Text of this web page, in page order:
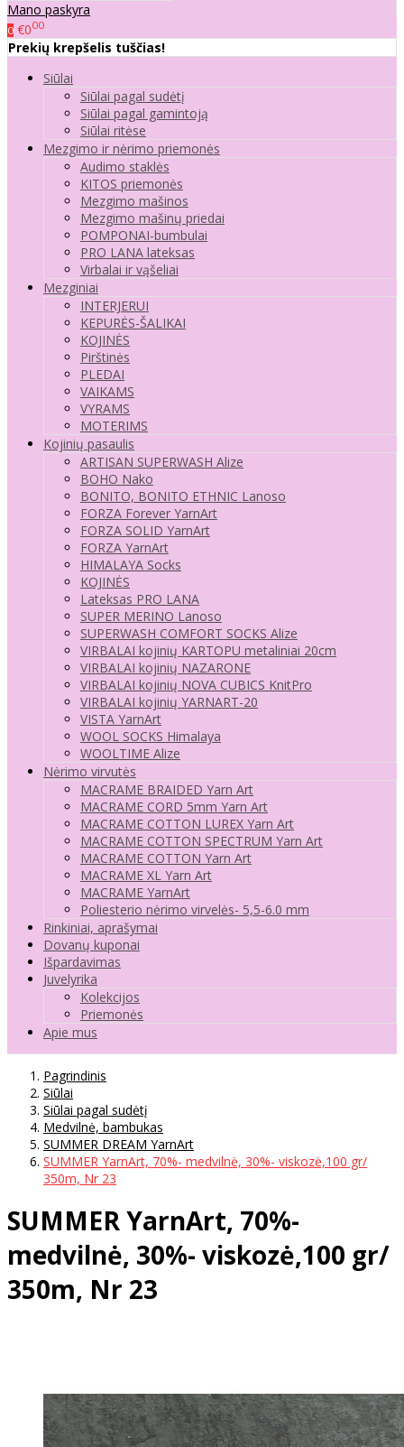
Mano paskyra
0 €000
Prekių krepšelis tuščias!
Siūlai
Siūlai pagal sudėtį
Siūlai pagal gamintoją
Siūlai ritėse
Mezgimo ir nėrimo priemonės
Audimo staklės
KITOS priemonės
Mezgimo mašinos
Mezgimo mašinų priedai
POMPONAI-bumbulai
PRO LANA lateksas
Virbalai ir vąšeliai
Mezginiai
INTERJERUI
KEPURĖS-ŠALIKAI
KOJINĖS
Pirštinės
PLEDAI
VAIKAMS
VYRAMS
MOTERIMS
Kojinių pasaulis
ARTISAN SUPERWASH Alize
BOHO Nako
BONITO, BONITO ETHNIC Lanoso
FORZA Forever YarnArt
FORZA SOLID YarnArt
FORZA YarnArt
HIMALAYA Socks
KOJINĖS
Lateksas PRO LANA
SUPER MERINO Lanoso
SUPERWASH COMFORT SOCKS Alize
VIRBALAI kojinių KARTOPU metaliniai 20cm
VIRBALAI kojinių NAZARONE
VIRBALAI kojinių NOVA CUBICS KnitPro
VIRBALAI kojinių YARNART-20
VISTA YarnArt
WOOL SOCKS Himalaya
WOOLTIME Alize
Nėrimo virvutės
MACRAME BRAIDED Yarn Art
MACRAME CORD 5mm Yarn Art
MACRAME COTTON LUREX Yarn Art
MACRAME COTTON SPECTRUM Yarn Art
MACRAME COTTON Yarn Art
MACRAME XL Yarn Art
MACRAME YarnArt
Poliesterio nėrimo virvelės- 5,5-6.0 mm
Rinkiniai, aprašymai
Dovanų kuponai
Išpardavimas
Juvelyrika
Kolekcijos
Priemonės
Apie mus
Pagrindinis
Siūlai
Siūlai pagal sudėtį
Medvilnė, bambukas
SUMMER DREAM YarnArt
SUMMER YarnArt, 70%- medvilnė, 30%- viskozė,100 gr/
350m, Nr 23
SUMMER YarnArt, 70%-
medvilnė, 30%- viskozė,100 gr/
350m, Nr 23